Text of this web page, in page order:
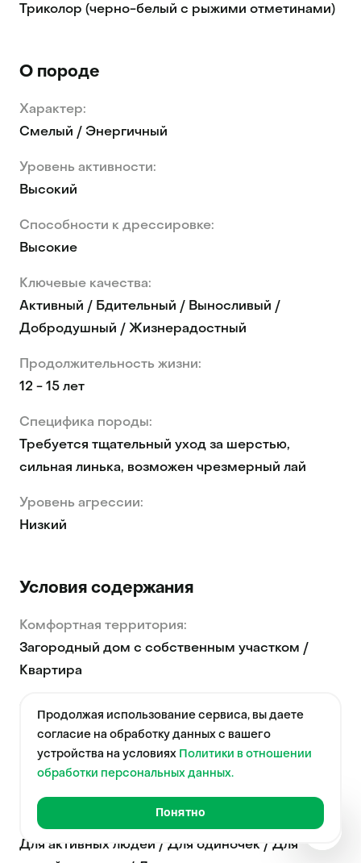
Триколор (черно-белый с рыжими отметинами)
О породе
Характер:
Смелый / Энергичный
Уровень активности:
Высокий
Способности к дрессировке:
Высокие
Ключевые качества:
Активный / Бдительный / Выносливый /
Добродушный / Жизнерадостный
Продолжительность жизни:
12 - 15 лет
Специфика породы:
Требуется тщательный уход за шерстью,
сильная линька, возможен чрезмерный лай
Уровень агрессии:
Низкий
Условия содержания
Комфортная территория:
Загородный дом с собственным участком /
Квартира
1-2 часа
Уход за шерстью:
Идеальная порода:
Для активных людей / Для одиночек / Для
Продолжая использование сервиса, вы даете
согласие на обработку данных с вашего
устройства на условиях Политики в отношении
обработки персональных данных.
Понятно